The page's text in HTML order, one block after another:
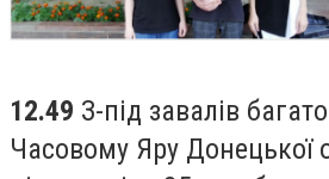
12.49 З-під завалів
Часовому Яру Донецької